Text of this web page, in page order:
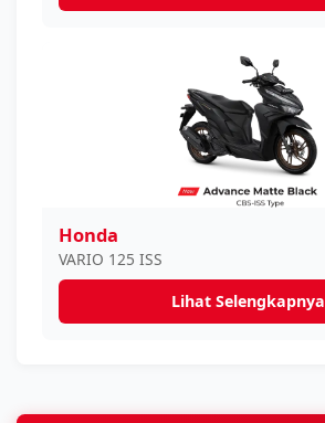
Honda
VARIO 125 ISS
Lihat Selengkapnya